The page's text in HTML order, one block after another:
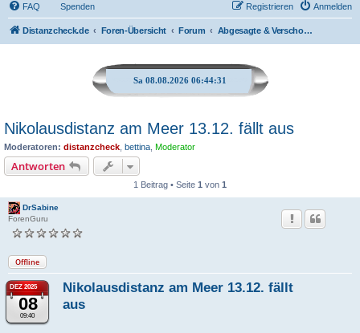
FAQ Spenden Anmelden
Registrieren
Distanzcheck.de Foren-Übersicht Forum Abgesagte & Verschobene Distanzritte oder Seminater etc.
Sa 08.08.2026 06:44:31
Nikolausdistanz am Meer 13.12. fällt aus
Moderatoren: distanzcheck bettina Moderator
Antworten
1 Beitrag • Seite 1 von 1
DrSabine
ForenGuru
Offline
DEZ 2025
08
09:40
Nikolausdistanz am Meer 13.12. fällt
aus